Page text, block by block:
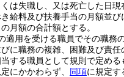
くは失職し、又は死亡した日現
給料及び扶養手当の月額並び
月額の合計額とする。
適用を受ける職員でその職務
に職務の複雑、困難及び責任
する職員として規則で定める
にかかわらず、 同項に規定す